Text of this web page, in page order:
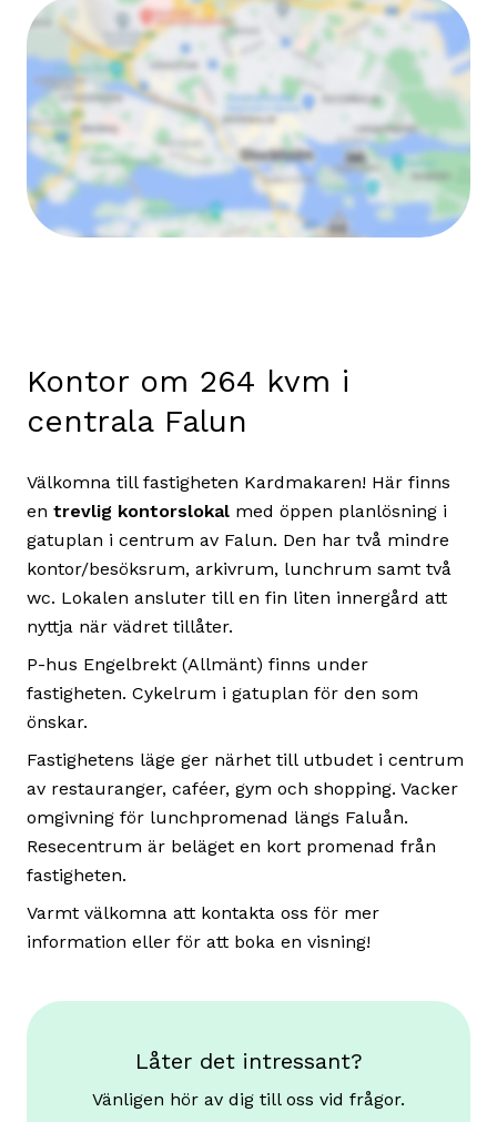
Kontor om 264 kvm i
centrala Falun
Välkomna till fastigheten Kardmakaren! Här finns
en trevlig kontorslokal med öppen planlösning i
gatuplan i centrum av Falun. Den har två mindre
kontor/besöksrum, arkivrum, lunchrum samt två
wc. Lokalen ansluter till en fin liten innergård att
nyttja när vädret tillåter.
P-hus Engelbrekt (Allmänt) finns under
fastigheten. Cykelrum i gatuplan för den som
önskar.
Fastighetens läge ger närhet till utbudet i centrum
av restauranger, caféer, gym och shopping. Vacker
omgivning för lunchpromenad längs Faluån.
Resecentrum är beläget en kort promenad från
fastigheten.
Varmt välkomna att kontakta oss för mer
information eller för att boka en visning!
Låter det intressant?
Vänligen hör av dig till oss vid frågor.